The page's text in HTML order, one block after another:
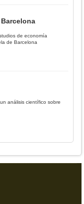
de economía
de Barcelona
análisis científico sobre